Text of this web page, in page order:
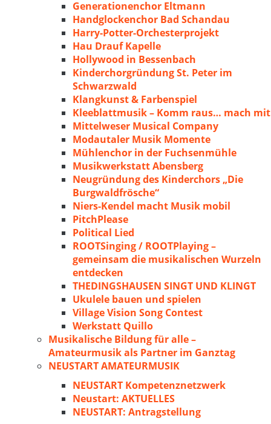
Generationenchor Eltmann
Handglockenchor Bad Schandau
Harry-Potter-Orchesterprojekt
Hau Drauf Kapelle
Hollywood in Bessenbach
Kinderchorgründung St. Peter im
Schwarzwald
Klangkunst & Farbenspiel
Kleeblattmusik – Komm raus… mach mit
Mittelweser Musical Company
Modautaler Musik Momente
Mühlenchor in der Fuchsenmühle
Musikwerkstatt Abensberg
Neugründung des Kinderchors „Die
Burgwaldfrösche“
Niers-Kendel macht Musik mobil
PitchPlease
Political Lied
ROOTSinging / ROOTPlaying –
gemeinsam die musikalischen Wurzeln
entdecken
THEDINGSHAUSEN SINGT UND KLINGT
Ukulele bauen und spielen
Village Vision Song Contest
Werkstatt Quillo
Musikalische Bildung für alle –
Amateurmusik als Partner im Ganztag
NEUSTART AMATEURMUSIK
NEUSTART Kompetenznetzwerk
Neustart: AKTUELLES
NEUSTART: Antragstellung